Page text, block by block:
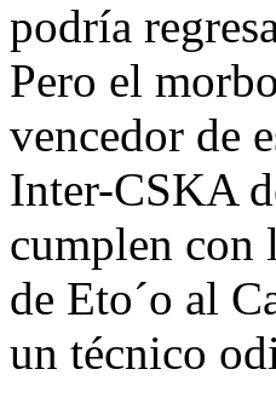
podría
Pero el
vencedor de
Inter-CSKA
cumplen con
de Eto´o al
un técnico